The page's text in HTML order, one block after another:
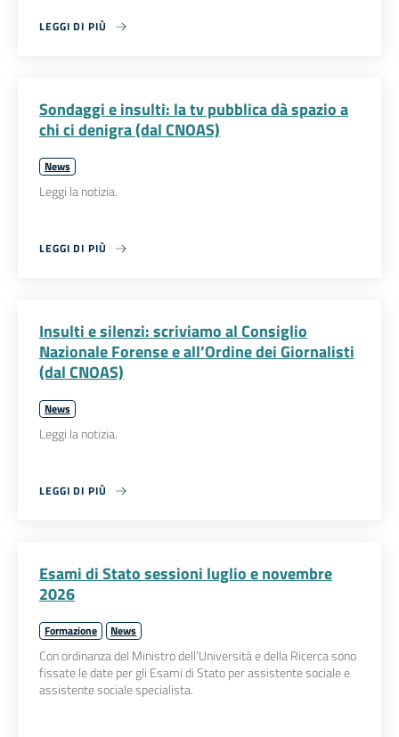
LEGGI DI PIÙ
Sondaggi e insulti: la tv pubblica dà spazio a
chi ci denigra (dal CNOAS)
News
Leggi la notizia.
LEGGI DI PIÙ
Insulti e silenzi: scriviamo al Consiglio
Nazionale Forense e all’Ordine dei Giornalisti
(dal CNOAS)
News
Leggi la notizia.
LEGGI DI PIÙ
Esami di Stato sessioni luglio e novembre
2026
Formazione News
Con ordinanza del Ministro dell’Università e della Ricerca sono
fissate le date per gli Esami di Stato per assistente sociale e
assistente sociale specialista.